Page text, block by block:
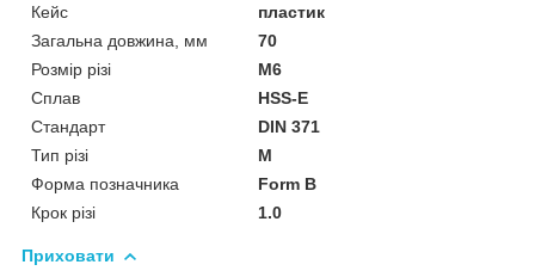
Кейс
пластик
Загальна довжина, мм
70
Розмір різі
M6
Сплав
HSS-E
Стандарт
DIN 371
Тип різі
M
Форма позначника
Form B
Крок різі
1.0
Приховати